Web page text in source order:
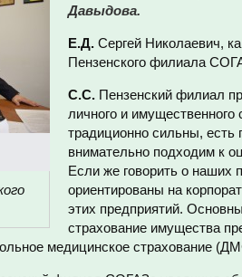
Давыдова.
Е.Д. Сергей Николаевич,
Пензенского филиала
С.С. Пензенский филиал
личного и
традиционно сильны,
внимательно подходим к
Если же говорить о наших
ориентированы на
этих предприятий.
страхование имущества
медицинское страхование